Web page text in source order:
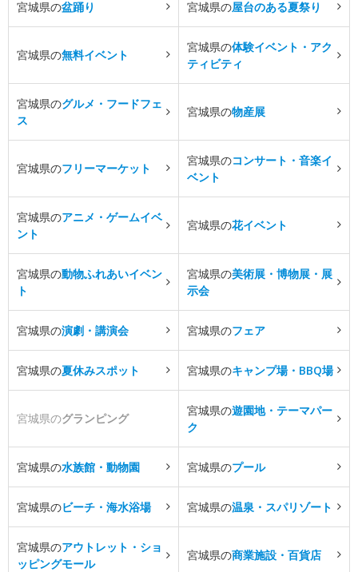
宮城県の盆踊り 宮城県の屋台のある夏祭り
宮城県の無料イベント
宮城県の体験イベント・アク
ティビティ
宮城県のグルメ・フードフェ
ス
宮城県の物産展
宮城県のフリーマーケット
宮城県のコンサート・音楽イ
ベント
宮城県のアニメ・ゲームイベ
ント
宮城県の花イベント
宮城県の動物ふれあいイベン
ト
宮城県の美術展・博物展・展
示会
宮城県の演劇・講演会 宮城県のフェア
宮城県の夏休みスポット 宮城県のキャンプ場・BBQ場
宮城県のグランピング
宮城県の遊園地・テーマパー
ク
宮城県の水族館・動物園 宮城県のプール
宮城県のビーチ・海水浴場 宮城県の温泉・スパリゾート
宮城県のアウトレット・ショ
ッピングモール
宮城県の商業施設・百貨店